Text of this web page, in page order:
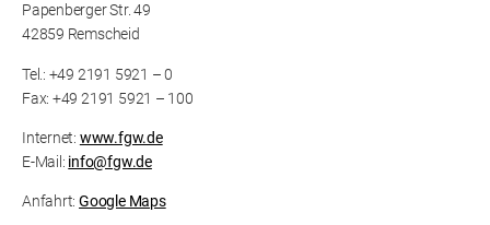
Papenberger Str. 49
42859 Remscheid
Tel.: +49 2191 5921 – 0
Fax: +49 2191 5921 – 100
Internet: www.fgw.de
E-Mail: info@fgw.de
Anfahrt:Google Maps